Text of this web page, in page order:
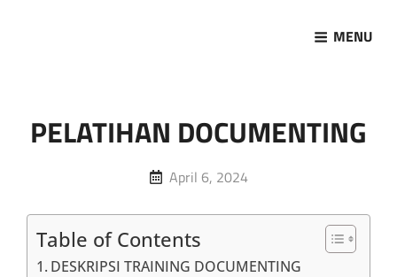
MENU
PELATIHAN DOCUMENTING
Posted
April 6, 2024
Table of Contents
DESKRIPSI TRAINING DOCUMENTING